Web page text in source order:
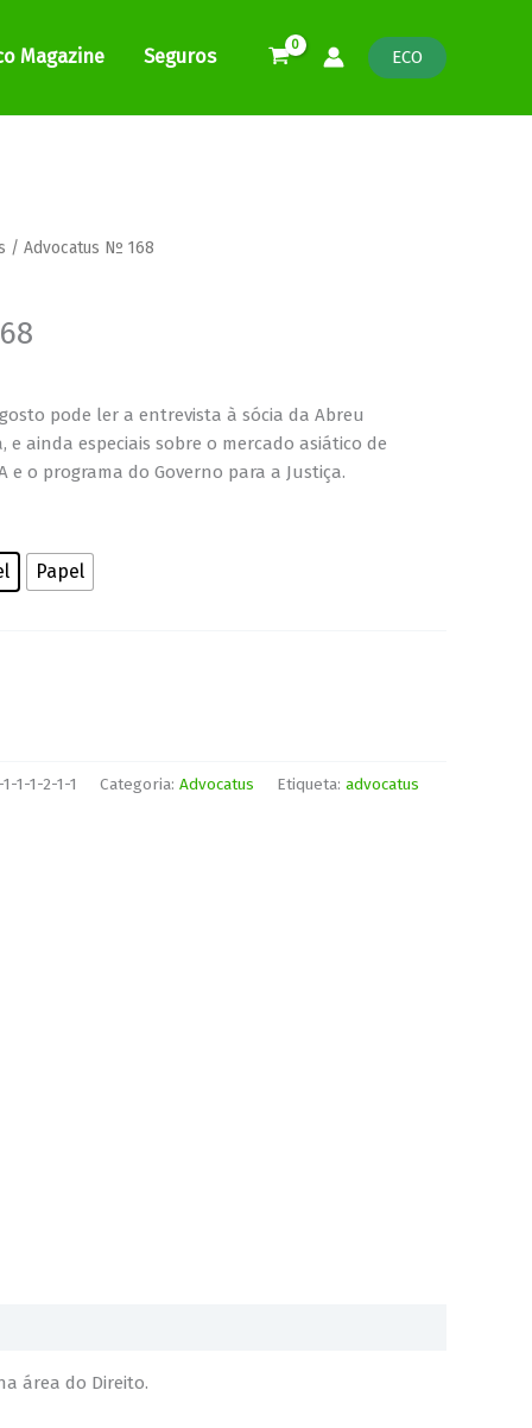
Magazine Seguros ECO
/ Advocatus Nº 168
pode ler a entrevista à sócia da Abreu
e ainda especiais sobre o mercado asiático de
e o programa do Governo para a Justiça.
Papel
1-1-2-1-1 Categoria: Advocatus Etiqueta: advocatus
área do Direito.